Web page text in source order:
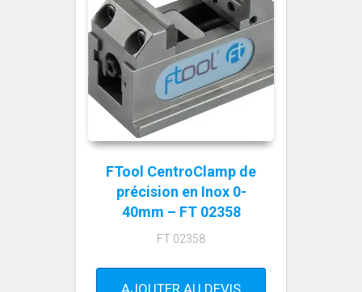
FTool CentroClamp de
précision en Inox 0-
40mm – FT 02358
FT 02358
AJOUTER AU DEVIS